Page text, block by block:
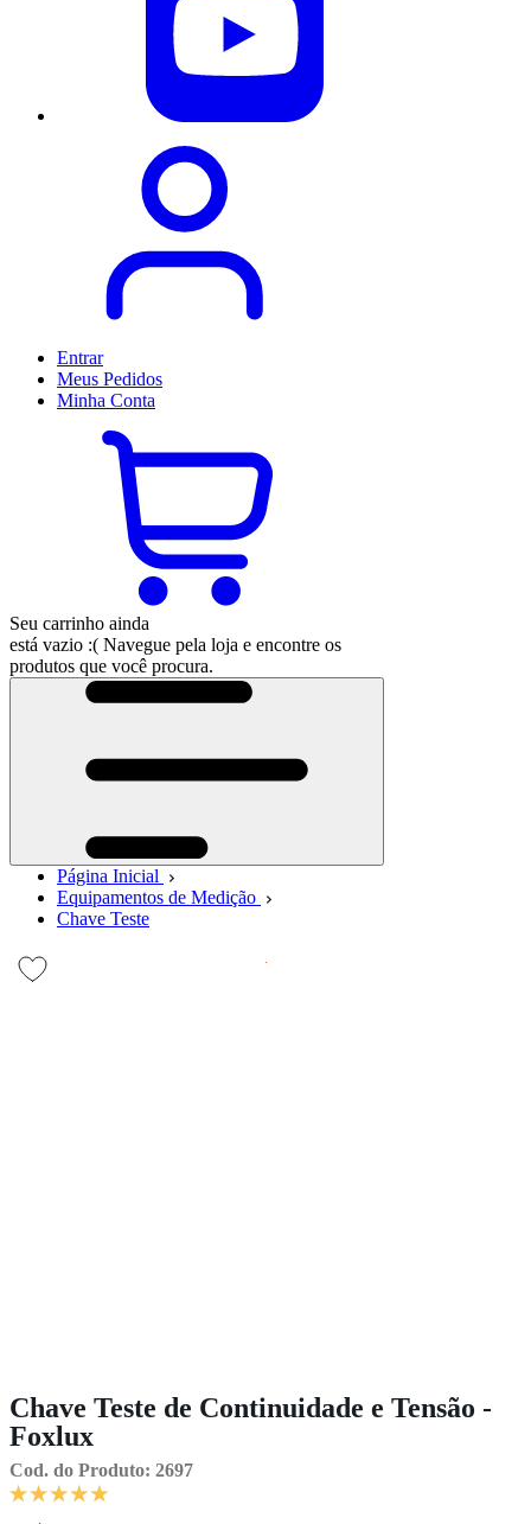
Entrar
Meus Pedidos
Minha Conta
Seu carrinho ainda
está vazio :( Navegue pela loja e encontre os
produtos que você procura.
Página Inicial
Equipamentos de Medição
Chave Teste
Chave Teste de Continuidade e Tensão -
Foxlux
Cod. do Produto: 2697